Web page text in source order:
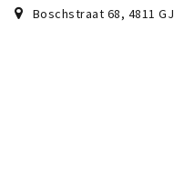
Boschstraat 68, 4811 GJ